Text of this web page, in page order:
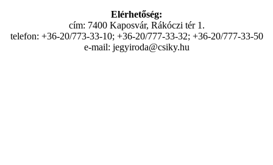
Elérhetőség:
cím: 7400 Kaposvár, Rákóczi tér 1.
telefon: +36-20/773-33-10; +36-20/777-33-32; +36-20/777-33-50
e-mail: jegyiroda@csiky.hu